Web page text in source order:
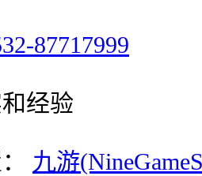
87717999
经验
九游